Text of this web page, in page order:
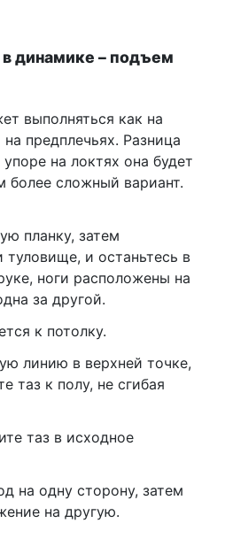
в динамике – подъем
выполняться как на
предплечьях. Разница
на локтях она будет
более сложный вариант.
планку, затем
туловище, и останьтесь в
ноги расположены на
за другой.
к потолку.
линию в верхней точке,
таз к полу, не сгибая
таз в исходное
на одну сторону, затем
на другую.